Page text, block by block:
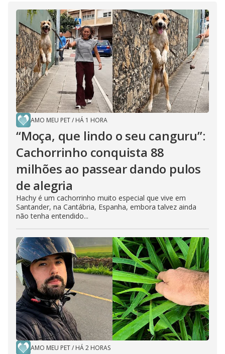
AMO MEU PET/ HÁ 1 HORA
“Moça, que lindo o seu canguru”:
Cachorrinho conquista 88
milhões ao passear dando pulos
de alegria
Hachy é um cachorrinho muito especial que vive em
Santander, na Cantábria, Espanha, embora talvez ainda
não tenha entendido...
AMO MEU PET/ HÁ 2 HORAS